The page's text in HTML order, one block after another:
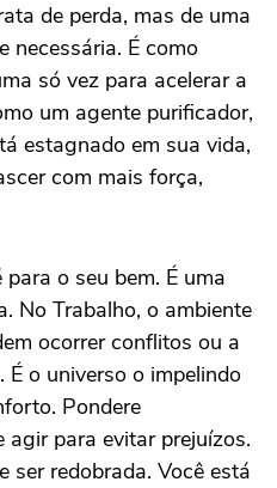
de perda, mas de uma
necessária. É como
só vez para acelerar a
um agente purificador,
estagnado em sua vida,
com mais força,
o seu bem. É uma
No Trabalho, o ambiente
ocorrer conflitos ou a
o universo o impelindo
Pondere
agir para evitar prejuízos.
ser redobrada. Você está